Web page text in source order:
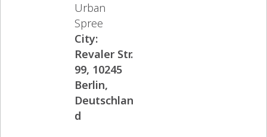
Urban
Spree
City:
Revaler Str.
99, 10245
Berlin,
Deutschlan
d